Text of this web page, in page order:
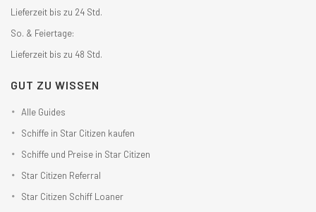
Lieferzeit bis zu 24 Std.
So. & Feiertage:
Lieferzeit bis zu 48 Std.
GUT ZU WISSEN
Alle Guides
Schiffe in Star Citizen kaufen
Schiffe und Preise in Star Citizen
Star Citizen Referral
Star Citizen Schiff Loaner